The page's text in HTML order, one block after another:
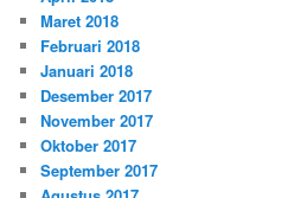
Maret 2018
Februari 2018
Januari 2018
Desember 2017
November 2017
Oktober 2017
September 2017